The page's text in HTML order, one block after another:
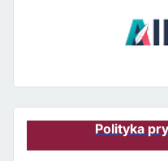
Polityka